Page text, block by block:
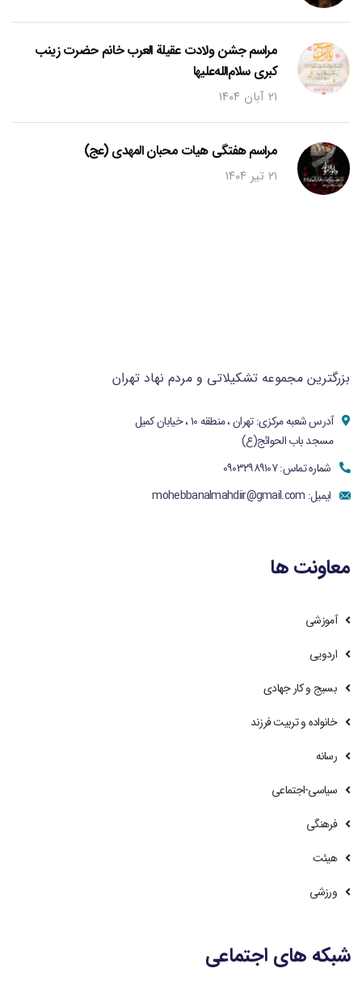
مراسم جشن ولادت عقیلة العرب خانم حضرت زینب
کبری سلام‌الله‌علیها
۲۱ آبان ۱۴۰۴
مراسم هفتگی هیات محبان المهدی (عج)
۲۱ تیر ۱۴۰۴
بزرگترین مجموعه تشکیلاتی و مردم نهاد تهران
آدرس شعبه مرکزی: تهران ، منطقه ۱۰ ، خیابان کمیل
مسجد باب الحوائج(ع)
شماره تماس: ۰۹۰۳۲۹۸۹۱۰۷
ایمیل: mohebbanalmahdiir@gmail.com
معاونت ها
آموزشی
اردویی
بسیج و کار جهادی
خانواده و تربیت فرزند
رسانه
سیاسی-اجتماعی
فرهنگی
هیئت
ورزشی
شبکه های اجتماعی